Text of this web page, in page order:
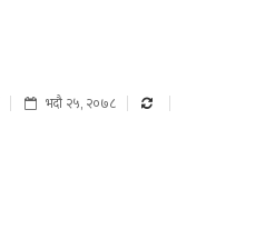
भदौ २५, २०७८